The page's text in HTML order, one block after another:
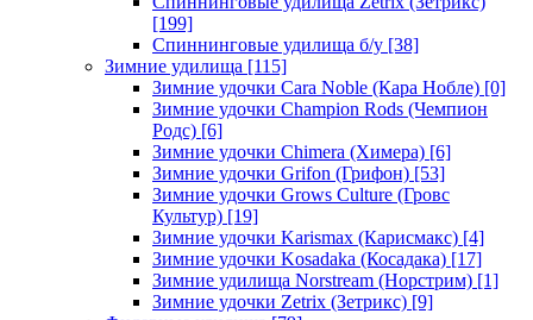
[199]
Спиннинговые удилища б/у [38]
Зимние удилища [115]
Зимние удочки Cara Noble (Кара Нобле) [0]
Зимние удочки Champion Rods (Чемпион
Родс) [6]
Зимние удочки Chimera (Химера) [6]
Зимние удочки Grifon (Грифон) [53]
Зимние удочки Grows Culture (Гровс
Культур) [19]
Зимние удочки Karismax (Карисмакс) [4]
Зимние удочки Kosadaka (Косадака) [17]
Зимние удилища Norstream (Норстрим) [1]
Зимние удочки Zetrix (Зетрикс) [9]